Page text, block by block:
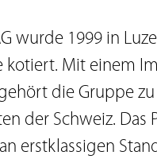
wurde 1999 in
kotiert. Mit einem
die Gruppe
der Schweiz. Das
erstklassigen